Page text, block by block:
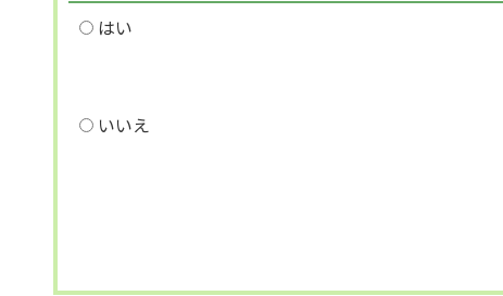
はい
いいえ